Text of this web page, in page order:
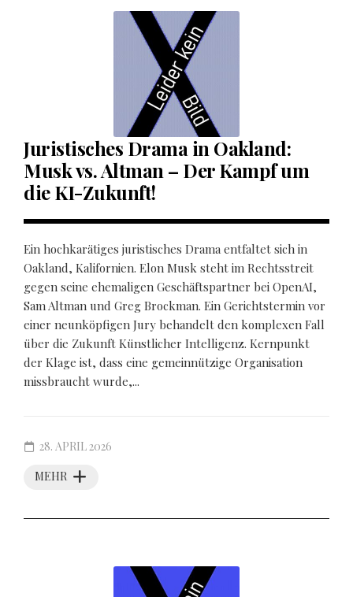
Juristisches Drama in Oakland:
Musk vs. Altman – Der Kampf um
die KI-Zukunft!
Ein hochkarätiges juristisches Drama entfaltet sich in
Oakland, Kalifornien. Elon Musk steht im Rechtsstreit
gegen seine ehemaligen Geschäftspartner bei OpenAI,
Sam Altman und Greg Brockman. Ein Gerichtstermin vor
einer neunköpfigen Jury behandelt den komplexen Fall
über die Zukunft Künstlicher Intelligenz. Kernpunkt
der Klage ist, dass eine gemeinnützige Organisation
missbraucht wurde,...
MEHR
28. APRIL 2026